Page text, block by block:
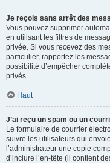
Je reçois sans arrêt des
Vous pouvez supprimer
en utilisant les filtres de
privée. Si vous recevez des
particulier, rapportez les
possibilité d’empêcher
privés.
Haut
J’ai reçu un spam ou un
Le formulaire de courrier
suivre les utilisateurs qui
l’administrateur une copie
d’inclure l’en-tête (il contient